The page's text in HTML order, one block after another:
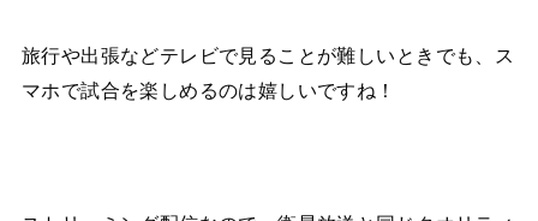
旅行や出張などテレビで見ることが難しいときでも、ス
マホで試合を楽しめるのは嬉しいですね！